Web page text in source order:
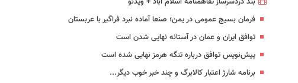
فرمان بسیج عمومی در یمن؛ صنعا آماده نبرد فراگیر با عربستان
توافق ایران و عمان در آستانه نهایی شدن است
پیش‌نویس توافق درباره تنگه هرمز نهایی شده است
برنامه شارژ اعتبار کالابرگ و چند خبر خوب دیگر...